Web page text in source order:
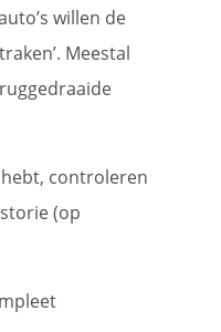
willen de
Meestal
controleren
(op